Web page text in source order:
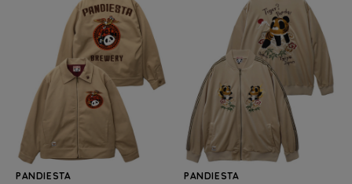
PANDIESTA
PANDIESTA